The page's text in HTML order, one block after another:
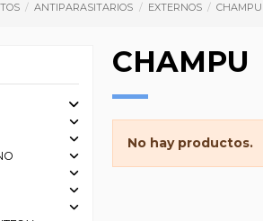
ANTIPARASITARIOS EXTERNOS CHAMPU
CHAMPU
No hay productos.